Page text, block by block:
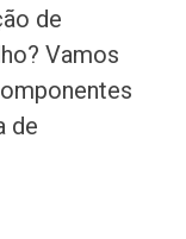
de
Vamos
de